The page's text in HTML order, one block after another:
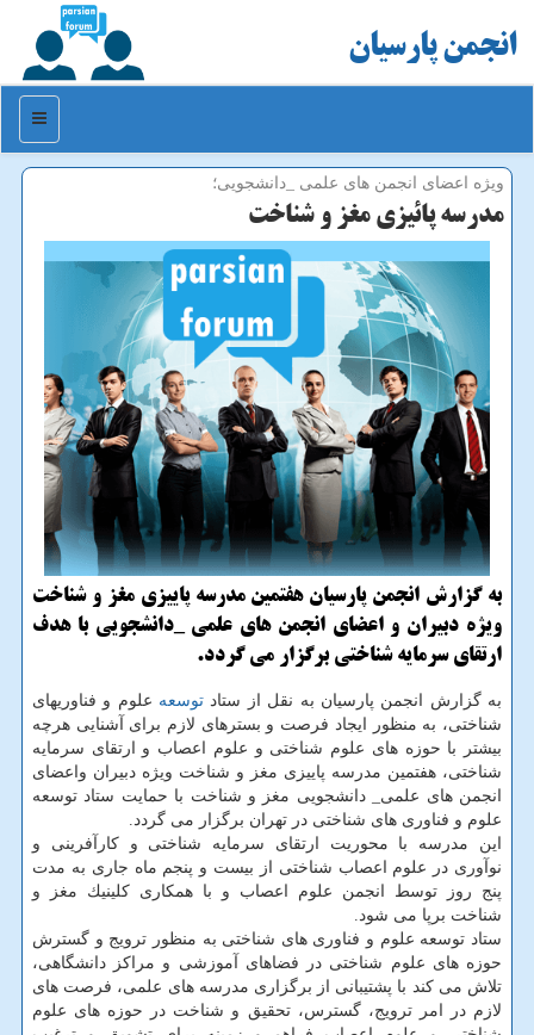
انجمن پارسیان
منو
ویژه اعضای انجمن های علمی _دانشجویی؛
مدرسه پائیزی مغز و شناخت
به گزارش انجمن پارسیان هفتمین مدرسه پاییزی مغز و شناخت
ویژه دبیران و اعضای انجمن های علمی _دانشجویی با هدف
ارتقای سرمایه شناختی برگزار می گردد.
به گزارش انجمن پارسیان به نقل از ستاد توسعه علوم و فناوریهای
شناختی، به منظور ایجاد فرصت و بسترهای لازم برای آشنایی هرچه
بیشتر با حوزه های علوم شناختی و علوم اعصاب و ارتقای سرمایه
شناختی، هفتمین مدرسه پاییزی مغز و شناخت ویژه دبیران واعضای
انجمن های علمی_ دانشجویی مغز و شناخت با حمایت ستاد توسعه
علوم و فناوری های شناختی در تهران برگزار می گردد.
این مدرسه با محوریت ارتقای سرمایه شناختی و كارآفرینی و
نوآوری در علوم اعصاب شناختی از بیست و پنجم ماه جاری به مدت
پنج روز توسط انجمن علوم اعصاب و با همكاری كلینیك مغز و
شناخت برپا می شود.
ستاد توسعه علوم و فناوری های شناختی به منظور ترویج و گسترش
حوزه های علوم شناختی در فضاهای آموزشی و مراكز دانشگاهی،
تلاش می كند با پشتیبانی از برگزاری مدرسه های علمی، فرصت های
لازم در امر ترویج، گسترس، تحقیق و شناخت در حوزه های علوم